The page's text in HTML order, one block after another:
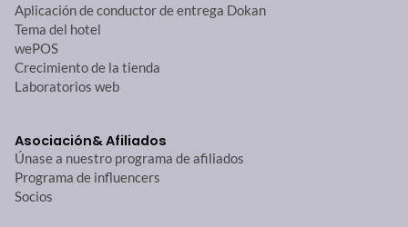
Aplicación de conductor de entrega Dokan
Tema del hotel
wePOS
Crecimiento de la tienda
Laboratorios web
Asociación& Afiliados
Únase a nuestro programa de afiliados
Programa de influencers
Socios